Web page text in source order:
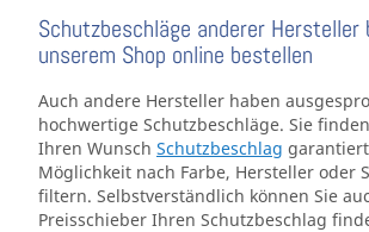
Schutzbeschläge anderer Hersteller
unserem Shop online bestellen
Auch andere Hersteller haben
hochwertige Schutzbeschläge. Sie
Ihren Wunsch Schutzbeschlag
Möglichkeit nach Farbe, Hersteller oder
filtern. Selbstverständlich können Sie
Preisschieber Ihren Schutzbeschlag